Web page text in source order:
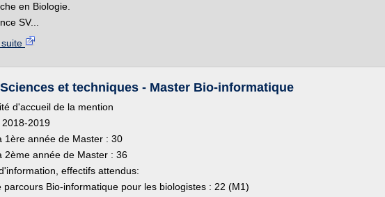
en Biologie.
SV...
et techniques - Master Bio-informatique
d'accueil de la mention
2018-2019
1ère année de Master : 30
2ème année de Master : 36
effectifs attendus:
parcours Bio-informatique pour les biologistes : 22 (M1)